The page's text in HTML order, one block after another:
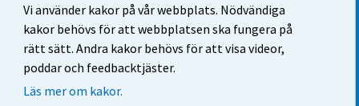
Vi använder kakor på vår webbplats. Nödvändiga
kakor behövs för att webbplatsen ska fungera på
rätt sätt. Andra kakor behövs för att visa videor,
poddar och feedbacktjäster.
Läs mer om kakor.
Användarvillkor
Dataskydd
Tillgänglighet